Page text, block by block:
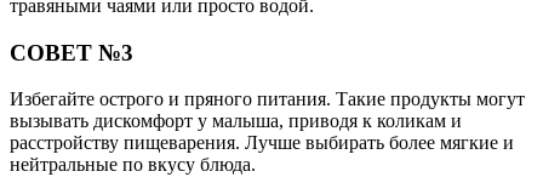
травяными чаями или просто водой.
СОВЕТ №3
Избегайте острого и пряного питания. Такие продукты могут
вызывать дискомфорт у малыша, приводя к коликам и
расстройству пищеварения. Лучше выбирать более мягкие и
нейтральные по вкусу блюда.